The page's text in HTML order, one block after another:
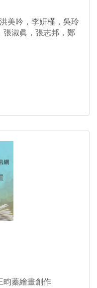
美吟，李姸槿，吳玲
張淑眞，張志邦，鄭
謝伶華，謝敏惠，
畇蓁繪畫創作